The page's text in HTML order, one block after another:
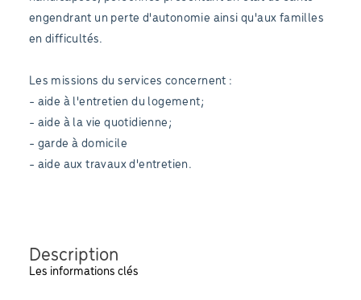
engendrant un perte d'autonomie ainsi qu'aux familles
en difficultés.
Les missions du services concernent :
- aide à l'entretien du logement;
- aide à la vie quotidienne;
- garde à domicile
- aide aux travaux d'entretien.
Description
Les informations clés